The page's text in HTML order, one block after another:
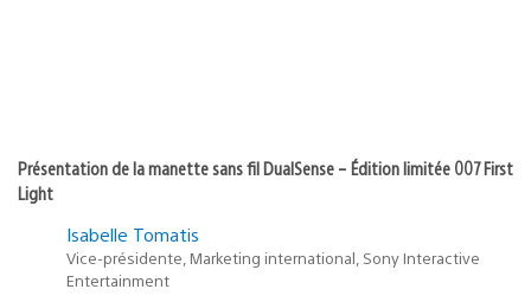
Présentation de la manette sans fil DualSense – Édition limitée 007 First
Light
Isabelle Tomatis
Vice-présidente, Marketing international, Sony Interactive
Entertainment